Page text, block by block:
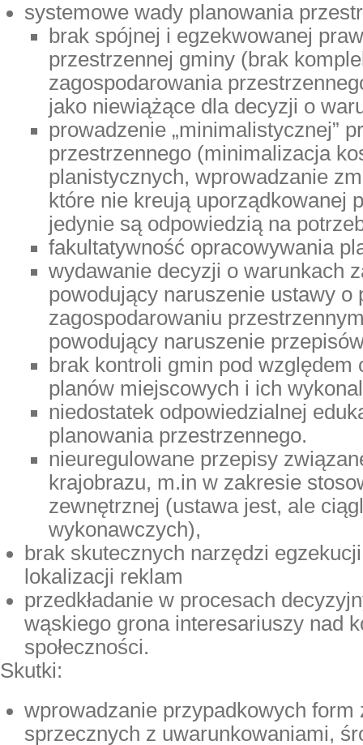
systemowe wady planowania
brak spójnej i egzekwowanej
przestrzennej gminy (brak
zagospodarowania
jako niewiążące dla decyzji o
prowadzenie „minimalistycznej”
przestrzennego (minimalizacja
planistycznych, wprowadzanie
które nie kreują uporządkowanej
jedynie są odpowiedzią na
fakultatywność opracowywania
wydawanie decyzji o warunkach
powodujący naruszenie ustawy o
zagospodarowaniu
powodujący naruszenie
brak kontroli gmin pod względem
planów miejscowych i ich
niedostatek odpowiedzialnej
planowania przestrzennego.
nieuregulowane przepisy
krajobrazu, m.in w zakresie
zewnętrznej (ustawa jest, ale
wykonawczych),
brak skutecznych narzędzi
lokalizacji reklam
przedkładanie w procesach
wąskiego grona interesariuszy nad
społeczności.
Skutki:
wprowadzanie przypadkowych form
sprzecznych z uwarunkowaniami,